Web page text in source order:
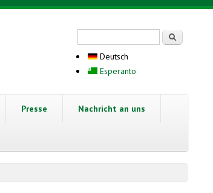
Deutsch
Esperanto
Presse Nachricht an uns